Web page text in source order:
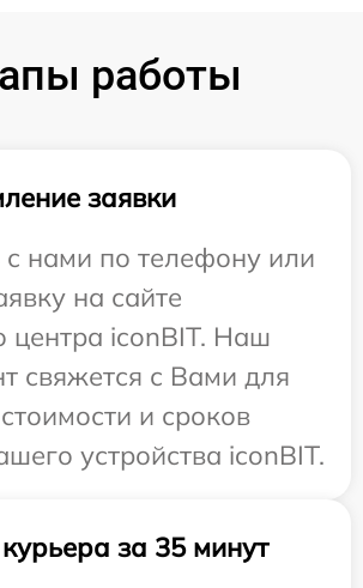
работы
заявки
нами по телефону или
на сайте
центра iconBIT. Наш
свяжется с Вами для
и сроков
устройства iconBIT.
за 35 минут